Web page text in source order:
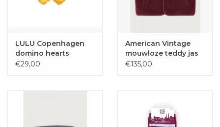
LULU Copenhagen
domino hearts
€29,00
American Vintage
mouwloze teddy jas
hoktown bordeaux
€135,00